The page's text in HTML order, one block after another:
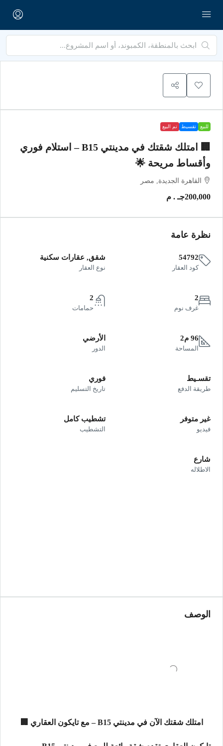
للبيع تقسيط تم البيع
🏢 امتلك شقتك في مدينتي B15 – استلام فوري
وأقساط مريحة 🌟
القاهرة الجديدة, مصر
200,000جـ . م
نظرة عامة
54792
كود العقار
شقق, عقارات سكنية
نوع العقار
2
غرف نوم
2
حمامات
96 م2
المساحة
الأرضي
الدور
تقسـيط
طريقة الدفع
فوري
تاريخ التسليم
غير متوفر
فيديو
تشطيب كامل
التشطيب
شارع
الاطلاله
الوصف
امتلك شقتك الآن في مدينتي B15 – مع تايكون العقاري 🏢